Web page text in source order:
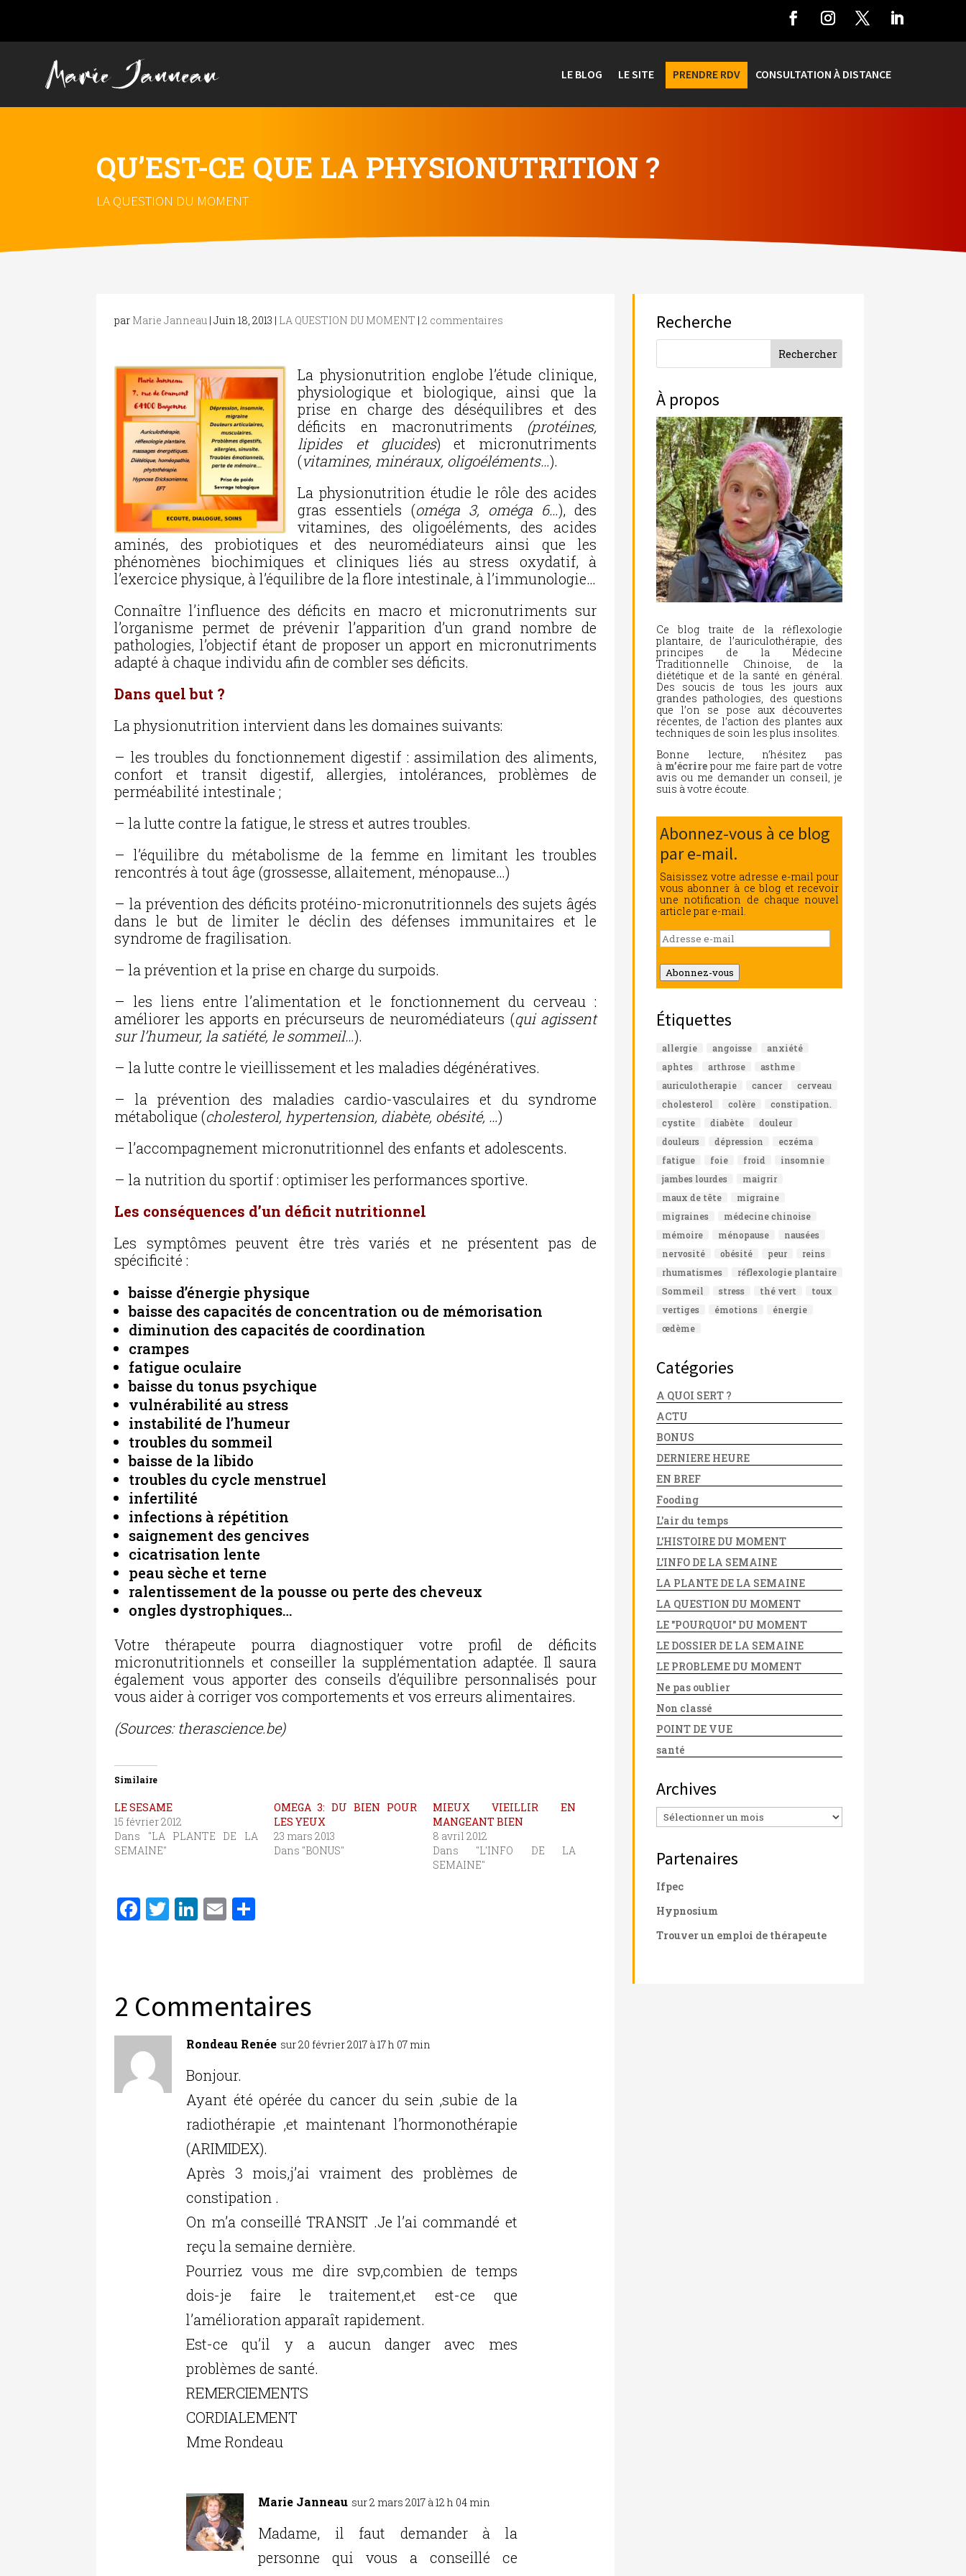
LE BLOG LE SITE PRENDRE RDV CONSULTATION À DISTANCE
QU’EST-CE QUE LA PHYSIONUTRITION ?
LA QUESTION DU MOMENT
par Marie Janneau |Juin 18, 2013 | LA QUESTION DU MOMENT |2 commentaires
La physionutrition englobe l’étude clinique,
physiologique et biologique, ainsi que la
prise en charge des déséquilibres et des
déficits en macronutriments (protéines,
lipides et glucides) et micronutriments
(vitamines, minéraux, oligoéléments…).
La physionutrition étudie le rôle des acides
gras essentiels (oméga 3, oméga 6…), des
vitamines, des oligoéléments, des acides
aminés, des probiotiques et des neuromédiateurs ainsi que les
phénomènes biochimiques et cliniques liés au stress oxydatif, à
l’exercice physique, à l’équilibre de la flore intestinale, à l’immunologie…
Connaître l’influence des déficits en macro et micronutriments sur
l’organisme permet de prévenir l’apparition d’un grand nombre de
pathologies, l’objectif étant de proposer un apport en micronutriments
adapté à chaque individu afin de combler ses déficits.
Dans quel but ?
La physionutrition intervient dans les domaines suivants:
– les troubles du fonctionnement digestif : assimilation des aliments,
confort et transit digestif, allergies, intolérances, problèmes de
perméabilité intestinale ;
– la lutte contre la fatigue, le stress et autres troubles.
– l’équilibre du métabolisme de la femme en limitant les troubles
rencontrés à tout âge (grossesse, allaitement, ménopause…)
– la prévention des déficits protéino-micronutritionnels des sujets âgés
dans le but de limiter le déclin des défenses immunitaires et le
syndrome de fragilisation.
– la prévention et la prise en charge du surpoids.
– les liens entre l’alimentation et le fonctionnement du cerveau :
améliorer les apports en précurseurs de neuromédiateurs (qui agissent
sur l’humeur, la satiété, le sommeil…).
– la lutte contre le vieillissement et les maladies dégénératives.
– la prévention des maladies cardio-vasculaires et du syndrome
métabolique (cholesterol, hypertension, diabète, obésité, …)
– l’accompagnement micronutritionnel des enfants et adolescents.
– la nutrition du sportif : optimiser les performances sportive.
Les conséquences d’un déficit nutritionnel
Les symptômes peuvent être très variés et ne présentent pas de
spécificité :
baisse d’énergie physique
baisse des capacités de concentration ou de mémorisation
diminution des capacités de coordination
crampes
fatigue oculaire
baisse du tonus psychique
vulnérabilité au stress
instabilité de l’humeur
troubles du sommeil
baisse de la libido
troubles du cycle menstruel
infertilité
infections à répétition
saignement des gencives
cicatrisation lente
peau sèche et terne
ralentissement de la pousse ou perte des cheveux
ongles dystrophiques…
Votre thérapeute pourra diagnostiquer votre profil de déficits
micronutritionnels et conseiller la supplémentation adaptée. Il saura
également vous apporter des conseils d’équilibre personnalisés pour
vous aider à corriger vos comportements et vos erreurs alimentaires.
(Sources: therascience.be)
Similaire
LE SESAME
15 février 2012
Dans "LA PLANTE DE LA
SEMAINE"
OMEGA 3: DU BIEN POUR
LES YEUX
23 mars 2013
Dans "BONUS"
MIEUX VIEILLIR EN
MANGEANT BIEN
8 avril 2012
Dans "L'INFO DE LA
SEMAINE"
F
b
o
o
k
T
r
Li
dI
n
E
er
2 Commentaires
Rondeau Renée sur 20 février 2017 à 17 h 07 min
Bonjour.
Ayant été opérée du cancer du sein ,subie de la
radiothérapie ,et maintenant l’hormonothérapie
(ARIMIDEX).
Après 3 mois,j’ai vraiment des problèmes de
constipation .
On m’a conseillé TRANSIT .Je l’ai commandé et
reçu la semaine dernière.
Pourriez vous me dire svp,combien de temps
dois-je faire le traitement,et est-ce que
l’amélioration apparaît rapidement.
Est-ce qu’il y a aucun danger avec mes
problèmes de santé.
REMERCIEMENTS
CORDIALEMENT
Mme Rondeau
Marie Janneau sur 2 mars 2017 à 12 h 04 min
Madame, il faut demander à la
personne qui vous a conseillé ce
Recherche
À propos
Ce blog traite de la réflexologie
plantaire, de l’auriculothérapie, des
principes de la Médecine
Traditionnelle Chinoise, de la
diététique et de la santé en général.
Des soucis de tous les jours aux
grandes pathologies, des questions
que l’on se pose aux découvertes
récentes, de l’action des plantes aux
techniques de soin les plus insolites.
Bonne lecture, n’hésitez pas
à m’écrire pour me faire part de votre
avis ou me demander un conseil, je
suis à votre écoute.
Abonnez-vous à ce blog
par e-mail.
Saisissez votre adresse e-mail pour
vous abonner à ce blog et recevoir
une notification de chaque nouvel
article par e-mail.
Adresse
e-
mail
Abonnez-vous
Étiquettes
allergie angoisse
anxiété
aphtes
arthrose
asthme
auriculotherapie
cancer
cerveau
cholesterol
colère
constipation.
cystite
diabète
douleur
douleurs
dépression
eczéma
fatigue
foie froid
insomnie
jambes lourdes
maigrir
maux de tête
migraine
migraines
médecine chinoise
mémoire
ménopause
nausées
nervosité
obésité peur
reins
rhumatismes
réflexologie plantaire
Sommeil
stress thé vert
toux
vertiges
émotions
énergie
œdème
Catégories
A QUOI SERT ?
ACTU
BONUS
DERNIERE HEURE
EN BREF
Fooding
L'air du temps
L'HISTOIRE DU MOMENT
L'INFO DE LA SEMAINE
LA PLANTE DE LA SEMAINE
LA QUESTION DU MOMENT
LE "POURQUOI" DU MOMENT
LE DOSSIER DE LA SEMAINE
LE PROBLEME DU MOMENT
Ne pas oublier
Non classé
POINT DE VUE
santé
Archives
Archives
Partenaires
Ifpec
Hypnosium
Trouver un emploi de thérapeute